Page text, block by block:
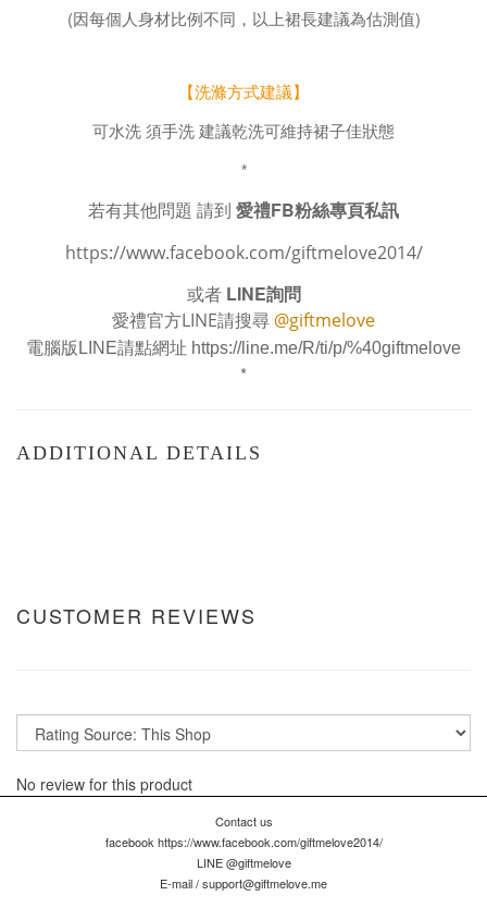
(因每個人身材比例不同，以上裙長建議為估測值)
【洗滌方式建議】
可水洗 須手洗 建議乾洗可維持裙子佳狀態
*
若有其他問題 請到 愛禮FB粉絲專頁私訊
https://www.facebook.com/giftmelove2014/
或者 LINE詢問
愛禮官方LINE請搜尋 @giftmelove
電腦版LINE請點網址 https://line.me/R/ti/p/%40giftmelove
*
ADDITIONAL DETAILS
CUSTOMER REVIEWS
No review for this product
Contact us
facebook https://www.facebook.com/giftmelove2014/
LINE @giftmelove
E-mail / support@giftmelove.me